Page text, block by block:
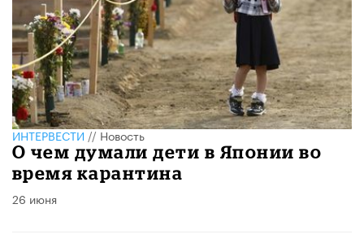
ИНТЕРВЕСТИ//Новость
О чем думали дети в Японии во
время карантина
26 июня